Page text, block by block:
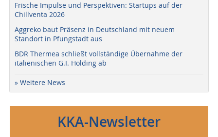
Frische Impulse und Perspektiven: Startups auf der
Chillventa 2026
Aggreko baut Präsenz in Deutschland mit neuem
Standort in Pfungstadt aus
BDR Thermea schließt vollständige Übernahme der
italienischen G.I. Holding ab
» Weitere News
KKA-Newsletter